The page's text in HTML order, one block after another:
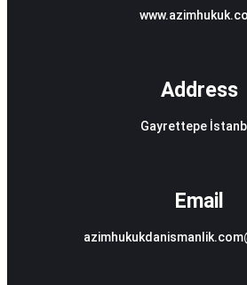
Address
Gayrettepe
Email